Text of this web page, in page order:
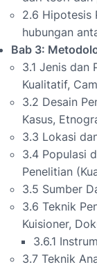
2.6 Hipotesis
hubungan
Bab 3:
3.1 Jenis dan
Kualitatif,
3.2 Desain
Kasus,
3.3 Lokasi
3.4 Populasi
Penelitian
3.5 Sumber
3.6 Teknik
Kuisioner,
3.6.1
3.7 Teknik